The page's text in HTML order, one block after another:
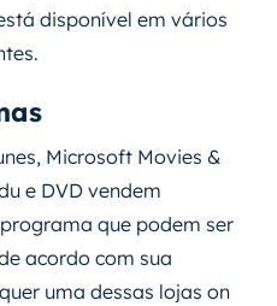
disponível em vários
Microsoft Movies &
e DVD vendem
que podem ser
acordo com sua
uma dessas lojas on